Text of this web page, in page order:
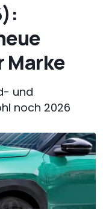
Marke
und
noch 2026